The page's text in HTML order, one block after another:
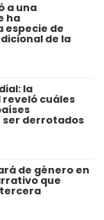
a una
ha
especie de
de la
la
cuáles
derrotados
de género en
que
tercera